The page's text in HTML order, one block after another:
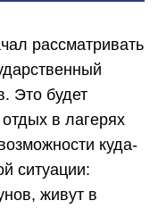
рассматривать
Это будет
в лагерях
куда-
ситуации:
живут в